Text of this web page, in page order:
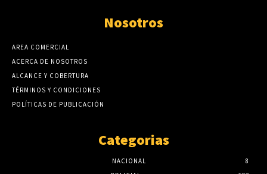
Nosotros
AREA COMERCIAL
ACERCA DE NOSOTROS
ALCANCE Y COBERTURA
TÉRMINOS Y CONDICIONES
POLÍTICAS DE PUBLICACIÓN
Categorias
NACIONAL
8